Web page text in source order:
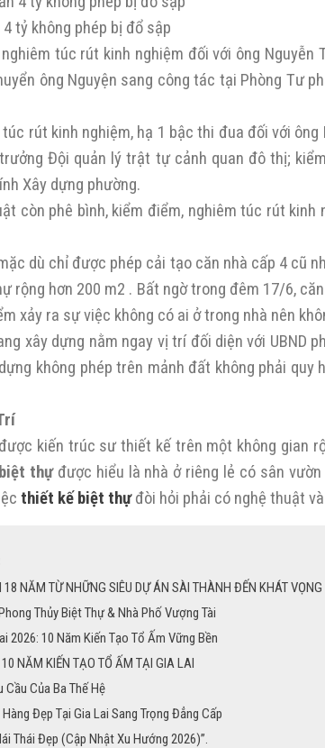
tỷ không phép bị đổ sập
túc rút kinh nghiệm đối với ông Nguyễn
ông Nguyện sang công tác tại Phòng Tư
rút kinh nghiệm, hạ 1 bậc thi đua đối với ông
Đội quản lý trật tự cảnh quan đô thị;
Xây dựng phường.
còn phê bình, kiểm điểm, nghiêm túc rút
dù chỉ được phép cải tạo căn nhà cấp 4 cũ
rộng hơn 200 m2 . Bất ngờ trong đêm 17/6,
xảy ra sự việc không có ai ở trong nhà nên
xây dựng nằm ngay vị trí đối diện với UBND
không phép trên mảnh đất không phải
kiến trúc sư thiết kế trên một không gian
biệt thựđược hiểu là nhà ở riêng lẻ có sân
thiết kế biệt thựđòi hỏi phải có nghệ thuật
NĂM TỪ NHỮNG SIÊU DỰ ÁN SÀI THÀNH ĐẾN KHÁT
Thủy Biệt Thự & Nhà Phố Vượng Tài
2026: 10 Năm Kiến Tạo Tổ Ấm Vững Bền
NĂM KIẾN TẠO TỔ ẤM TẠI GIA LAI
Cầu Của Ba Thế Hệ
Đẹp Tại Gia Lai Sang Trọng Đẳng Cấp
Thái Đẹp (Cập Nhật Xu Hướng 2026)”.